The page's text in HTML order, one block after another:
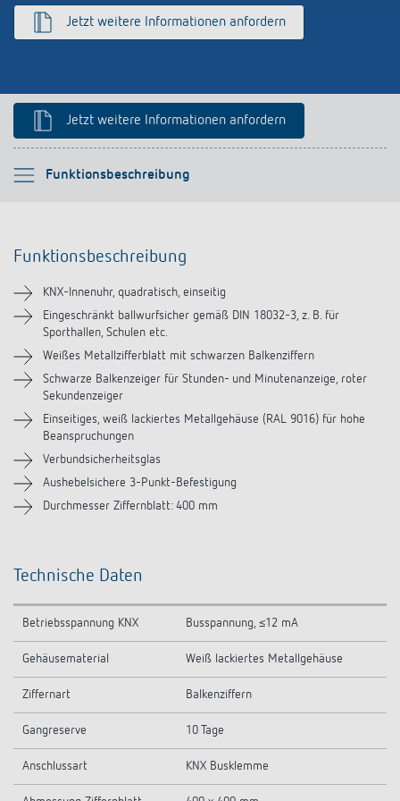
Anfahrt
Jetzt weitere Informationen anfordern
Jetzt weitere Informationen anfordern
Funktionsbeschreibung
Bitte auswählen
Technische Informationen
Downloads
Funktionsbeschreibung
KNX-Innenuhr, quadratisch, einseitig
Eingeschränkt ballwurfsicher gemäß DIN 18032-3, z. B. für
Sporthallen, Schulen etc.
Weißes Metallzifferblatt mit schwarzen Balkenziffern
Schwarze Balkenzeiger für Stunden- und Minutenanzeige, roter
Sekundenzeiger
Einseitiges, weiß lackiertes Metallgehäuse (RAL 9016) für hohe
Beanspruchungen
Verbundsicherheitsglas
Aushebelsichere 3-Punkt-Befestigung
Durchmesser Ziffernblatt: 400 mm
Technische Daten
Betriebsspannung KNX Busspannung, ≤12 mA
Gehäusematerial Weiß lackiertes Metallgehäuse
Ziffernart Balkenziffern
Gangreserve 10 Tage
Anschlussart KNX Busklemme